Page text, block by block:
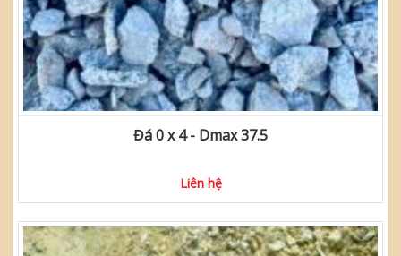
Đá 0 x 4 - Dmax 37.5
Liên hệ